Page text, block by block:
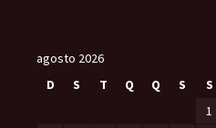
agosto 2026
D
S T Q Q S
S
1